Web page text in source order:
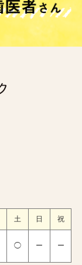
土 日 祝
◯ ー ー